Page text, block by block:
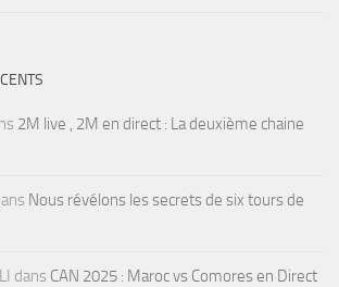
2M live , 2M en direct : La deuxième chaine
Nous révélons les secrets de six tours de
dans CAN 2025 : Maroc vs Comores en Direct